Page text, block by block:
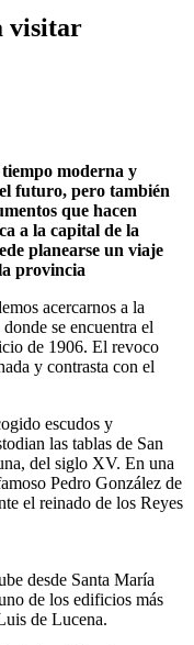
visitar
moderna y
futuro, pero también
que hacen
a la capital de la
planearse un viaje
provincia
acercarnos a la
se encuentra el
de 1906. El revoco
y contrasta con el
escudos y
las tablas de San
del siglo XV. En una
Pedro González de
el reinado de los Reyes
desde Santa María
de los edificios más
de Lucena.